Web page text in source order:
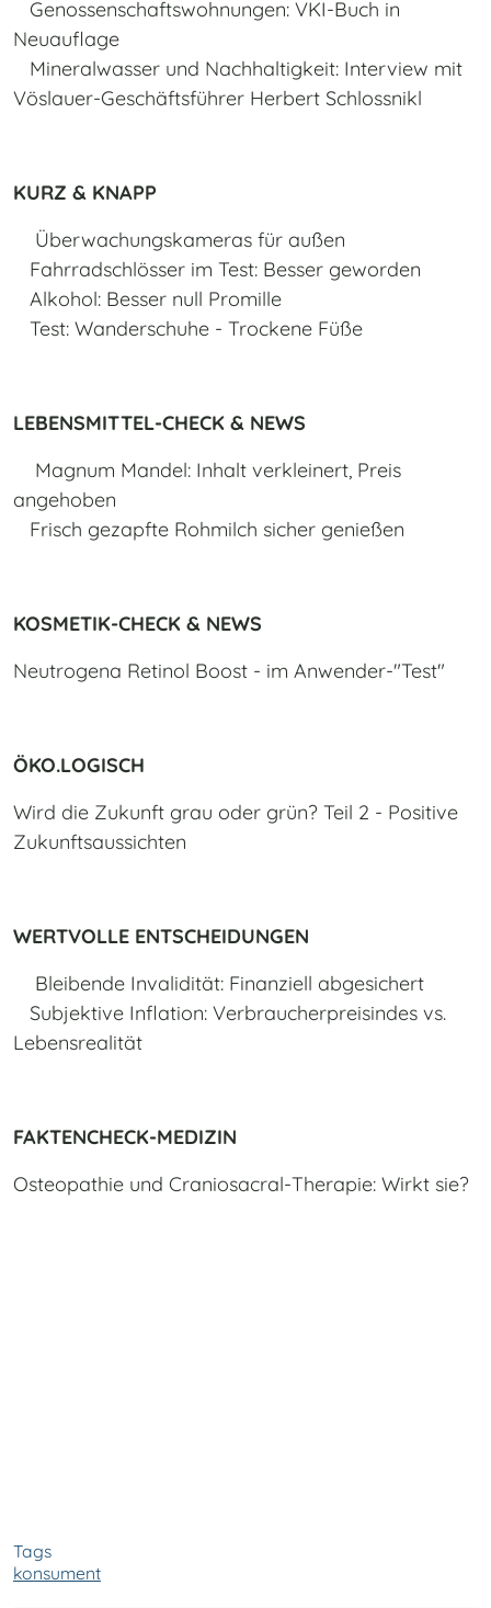
Genossenschaftswohnungen: VKI-Buch in
Neuauflage
Mineralwasser und Nachhaltigkeit: Interview mit
Vöslauer-Geschäftsführer Herbert Schlossnikl
KURZ & KNAPP
Überwachungskameras für außen
Fahrradschlösser im Test: Besser geworden
Alkohol: Besser null Promille
Test: Wanderschuhe - Trockene Füße
LEBENSMITTEL-CHECK & NEWS
Magnum Mandel: Inhalt verkleinert, Preis
angehoben
Frisch gezapfte Rohmilch sicher genießen
KOSMETIK-CHECK & NEWS
Neutrogena Retinol Boost - im Anwender-"Test"
ÖKO.LOGISCH
Wird die Zukunft grau oder grün? Teil 2 - Positive
Zukunftsaussichten
WERTVOLLE ENTSCHEIDUNGEN
Bleibende Invalidität: Finanziell abgesichert
Subjektive Inflation: Verbraucherpreisindes vs.
Lebensrealität
FAKTENCHECK-MEDIZIN
Osteopathie und Craniosacral-Therapie: Wirkt sie?
Tags
konsument